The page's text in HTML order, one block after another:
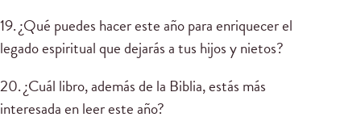
19. ¿Qué puedes hacer este año para enriquecer el
legado espiritual que dejarás a tus hijos y nietos?
20. ¿Cuál libro, además de la Biblia, estás más
interesada en leer este año?